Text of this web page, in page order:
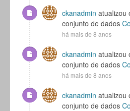
ckanadmin atualizou
conjunto de dados
há mais de 8 anos
ckanadmin atualizou
conjunto de dados
há mais de 8 anos
ckanadmin atualizou
conjunto de dados